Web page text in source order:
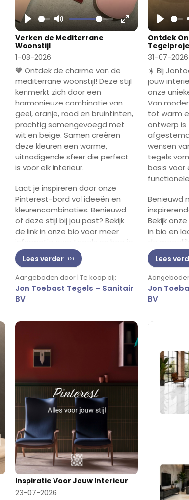
Play Mute
Enter
fullscreen
Verken de Mediterrane
Woonstijl
1-08-2026
🧡 Ontdek de charme van de
mediterrane woonstijl! Deze stijl
kenmerkt zich door een
harmonieuze combinatie van
geel, oranje, rood en bruintinten,
prachtig samengevoegd met
wit en beige. Samen creëren
deze kleuren een warme,
uitnodigende sfeer die perfect
is voor elk interieur.
Laat je inspireren door onze
Pinterest-bord vol ideeën en
kleurencombinaties. Benieuwd
of deze stijl bij jou past? Bekijk
de link in onze bio voor meer
informatie over tegels en hoe je
deze mediterrane look kunt
realiseren in jouw huis.
Lees verder
Aangeboden door | Te koop bij:
Jon Toebast Tegels – Sanitair
BV
Play
Ontdek
31-07-2026
☀️ Bij
jouw
onze
Van
tot warm
ontwerp is
wensen
tegels
basis voor
Benieuwd
Bekijk
in bio en
de
bieden
Lees
Jon
BV
Inspiratie Voor Jouw Interieur
23-07-2026